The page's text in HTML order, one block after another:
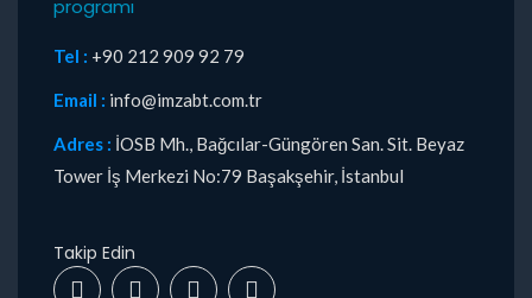
Tel : +90 212 909 92 79
Email : info@imzabt.com.tr
Adres : İOSB Mh., Bağcılar-Güngören San. Sit. Beyaz
Tower İş Merkezi No:79 Başakşehir, İstanbul
Takip Edin